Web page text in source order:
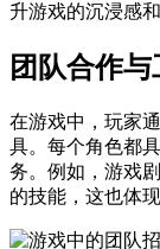
升游戏的沉浸感和
团队合作
在游戏中，玩家
具。每个角色都
务。例如，游戏
的技能，这也体